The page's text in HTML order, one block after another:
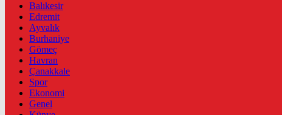
Balıkesir
Edremit
Ayvalık
Burhaniye
Gömeç
Havran
Çanakkale
Spor
Ekonomi
Genel